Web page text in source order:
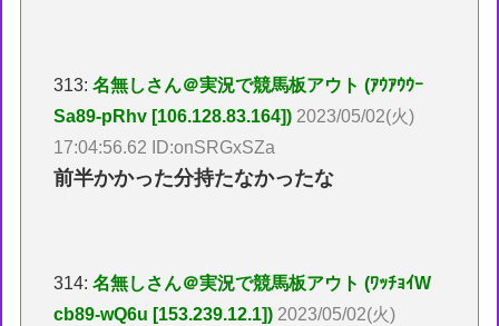
313:名無しさん＠実況で競馬板アウト (ｱｳｱｳｳｰ
Sa89-pRhv [106.128.83.164]) 2023/05/02(火)
17:04:56.62 ID:onSRGxSZa
前半かかった分持たなかったな
314:名無しさん＠実況で競馬板アウト (ﾜｯﾁｮｲW
cb89-wQ6u [153.239.12.1]) 2023/05/02(火)